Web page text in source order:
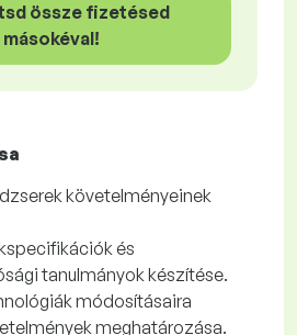
össze fizetésed
másokéval!
követelményeinek
és
tanulmányok készítése.
módosításaira
meghatározása.